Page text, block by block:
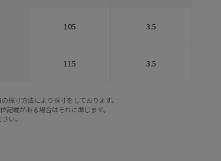
105 3.5
115 3.5
採寸方法により採寸をしております。
載がある場合はそれに準じます。
い。